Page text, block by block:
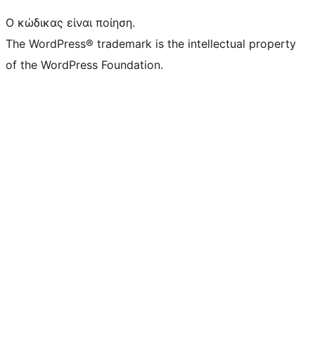
Ο κώδικας είναι ποίηση.
The WordPress® trademark is the intellectual property
of the WordPress Foundation.